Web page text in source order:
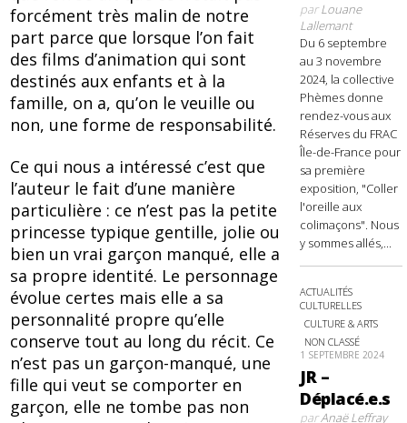
forcément très malin de notre
part parce que lorsque l’on fait
des films d’animation qui sont
destinés aux enfants et à la
famille, on a, qu’on le veuille ou
non, une forme de responsabilité.
Ce qui nous a intéressé c’est que
l’auteur le fait d’une manière
particulière : ce n’est pas la petite
princesse typique gentille, jolie ou
bien un vrai garçon manqué, elle a
sa propre identité. Le personnage
évolue certes mais elle a sa
personnalité propre qu’elle
conserve tout au long du récit. Ce
n’est pas un garçon-manqué, une
fille qui veut se comporter en
garçon, elle ne tombe pas non
parLouane
Lallemant
Du 6 septembre
au 3 novembre
2024, la collective
Phèmes donne
rendez-vous aux
Réserves du FRAC
Île-de-France pour
sa première
exposition, "Coller
l'oreille aux
colimaçons". Nous
y sommes allés,...
ACTUALITÉS
CULTURELLES
CULTURE & ARTS
NON CLASSÉ
1 SEPTEMBRE 2024
JR –
Déplacé.e.s
parAnaë Leffray